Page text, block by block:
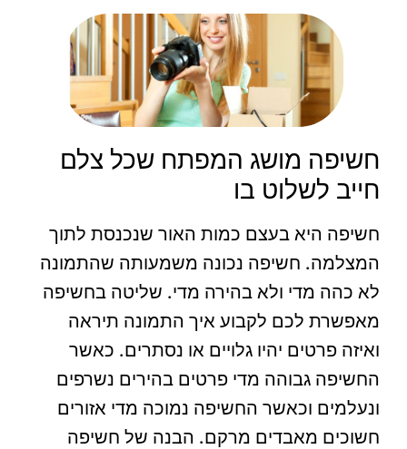
חשיפה מושג המפתח שכל צלם
חייב לשלוט בו
חשיפה היא בעצם כמות האור שנכנסת לתוך
המצלמה. חשיפה נכונה משמעותה שהתמונה
לא כהה מדי ולא בהירה מדי. שליטה בחשיפה
מאפשרת לכם לקבוע איך התמונה תיראה
ואיזה פרטים יהיו גלויים או נסתרים. כאשר
החשיפה גבוהה מדי פרטים בהירים נשרפים
ונעלמים וכאשר החשיפה נמוכה מדי אזורים
חשוכים מאבדים מרקם. הבנה של חשיפה